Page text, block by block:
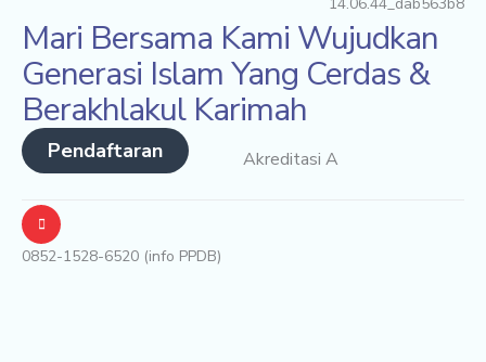
Mari Bersama Kami Wujudkan
Generasi Islam Yang Cerdas &
Berakhlakul Karimah
Pendaftaran Akreditasi A
0852-1528-6520 (info PPDB)